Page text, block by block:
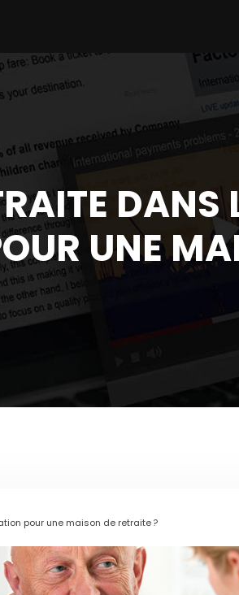
DANS
UNE
pour une maison de retraite ?